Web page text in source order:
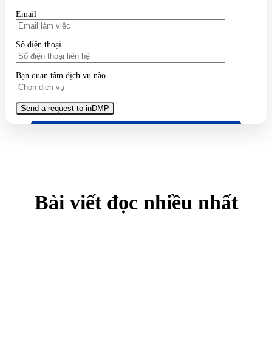
Email
Số điện thoại
Bạn quan tâm dịch vụ nào
Bài viết đọc nhiều nhất